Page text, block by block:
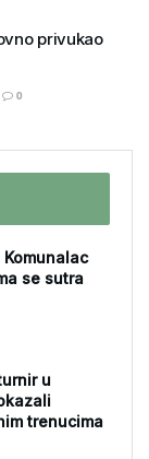
privukao
0
se sutra
u
trenucima